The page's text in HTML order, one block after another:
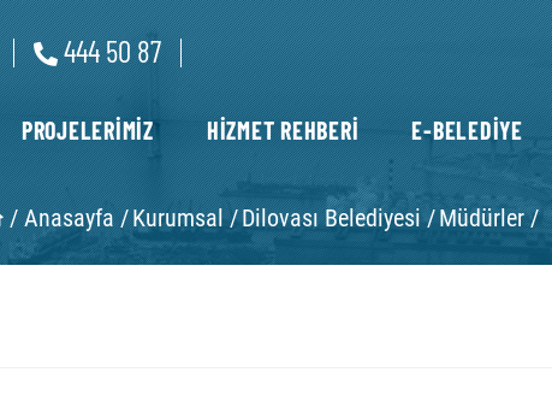
444 50 87
PROJELERİMİZ HİZMET REHBERİ E-BELEDİYE
/Anasayfa /Kurumsal /Dilovası Belediyesi /Müdürler /